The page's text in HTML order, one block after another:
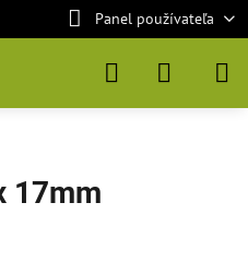
Panel používateľa
17mm